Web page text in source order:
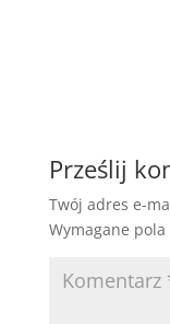
Prześlij
Twój adres e-
Wymagane pola